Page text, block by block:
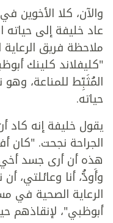
والآن، كلا الأخوين
عاد خليفة إلى
ملاحظة فريق
"كليفلاند كلينك
المُثَبِّط للمناعة،
حياته.
يقول خليفة إنه كاد
الجراحة نجحت. "كان
هذه أن أرى جسد أخي
وأَودُّ، أنا وعائلتي،
الرعاية الصحية في
أبوظبي"، لإنقاذهم